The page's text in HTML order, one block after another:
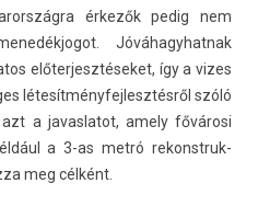
érkezők pedig nem
Jóváhagyhat­nak
előter­jesztéseket, így a vizes
létesít­ményfej­lesztés­ről szóló
a javas­latot, amely fővárosi
a 3-as metró re­konstruk­
meg célként.